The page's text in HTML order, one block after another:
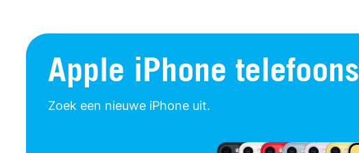
Apple iPhone telefoons
Zoek een nieuwe iPhone uit.